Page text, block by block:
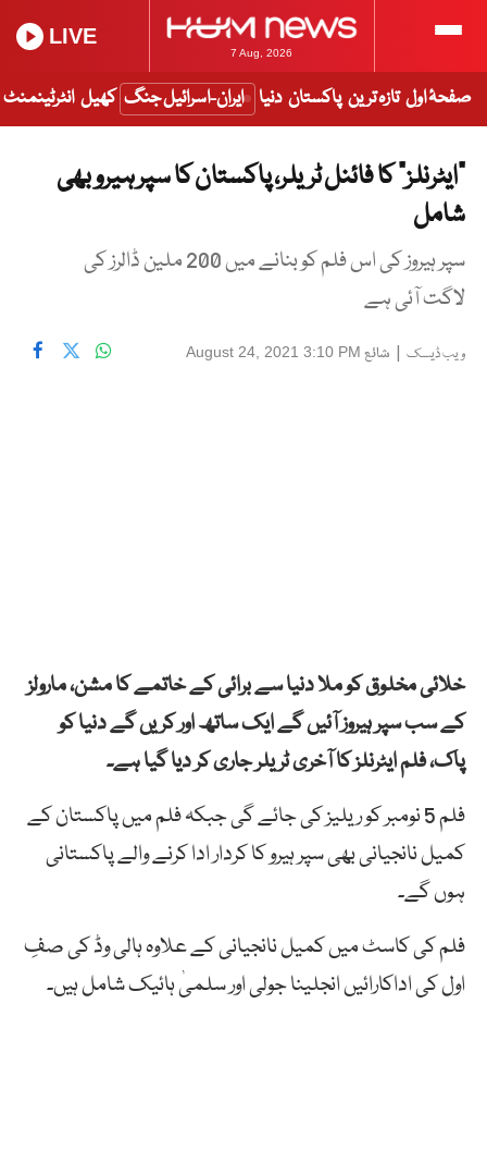
7 Aug, 2026
LIVE
صفحۂ اول تازہ ترین پاکستان دنیا ایران-اسرائیل جنگ کھیل انٹرٹینمنٹ
“ایٹرنلز” کا فائنل ٹریلر، پاکستان کا سپر ہیرو بھی
شامل
سپر ہیروز کی اس فلم کو بنانے میں 200 ملین ڈالرز کی
لاگت آئی ہے
ویب ڈیسک | شائع August 24, 2021 3:10 PM
خلائی مخلوق کو ملا دنیا سے برائی کے خاتمے کا مشن، مارولز
کے سب سپر ہیروز آئیں گے ایک ساتھ اور کریں گے دنیا کو
پاک، فلم ایٹرنلز کا آخری ٹریلر جاری کر دیا گیا ہے۔
فلم 5 نومبر کو ریلیز کی جائے گی جبکہ فلم میں پاکستان کے
کمیل نانجیانی بھی سپر ہیرو کا کردار ادا کرنے والے پاکستانی
ہوں گے۔
فلم کی کاسٹ میں کمیل نانجیانی کے علاوہ ہالی وڈ کی صفِ
اول کی اداکارائیں انجلینا جولی اور سلمیٰ ہائیک شامل ہیں۔